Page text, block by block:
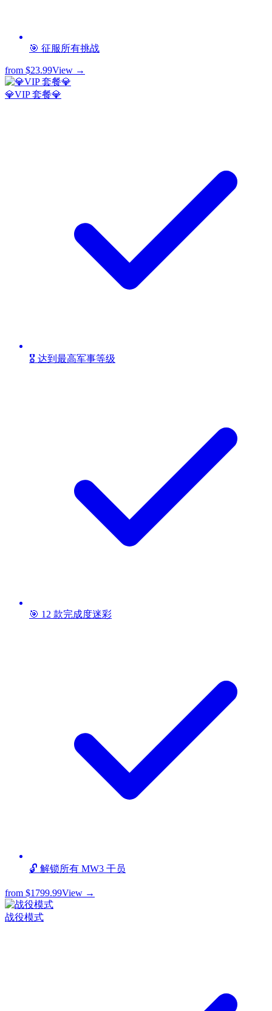
🎯 征服所有挑战
from $23.99View →
💎VIP 套餐💎
🎖️ 达到最高军事等级
🎯 12 款完成度迷彩
🔓 解锁所有 MW3 干员
from $1799.99View →
战役模式